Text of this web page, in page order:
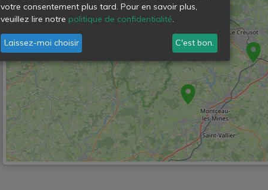
votre consentement plus tard. Pour en savoir plus,
veuillez lire notre politique de confidentialité.
Laissez-moi choisir C'est bon.